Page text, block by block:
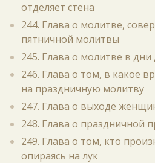
отделяет стена
244. Глава о молитве,
пятничной молитвы
245. Глава о молитве в
246. Глава о том, в какое
на праздничную молитву
247. Глава о выходе
248. Глава о праздничной
249. Глава о том, кто
опираясь на лук